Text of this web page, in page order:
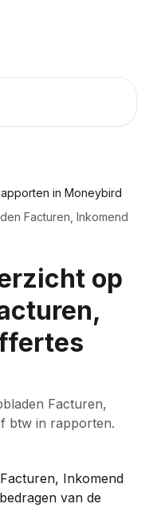
in Moneybird
Facturen, Inkomend
op
Facturen,
btw in rapporten.
Inkomend
van de